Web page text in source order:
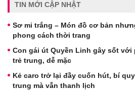
TIN MỚI CẬP NHẬT
Sơ mi trắng – Món đồ cơ bản
phong cách thời trang
Con gái út Quyền Linh gây sốt
trẻ trung, dễ mặc
Kẻ caro trở lại đầy cuốn hút, bí
trung mà vẫn thanh lịch